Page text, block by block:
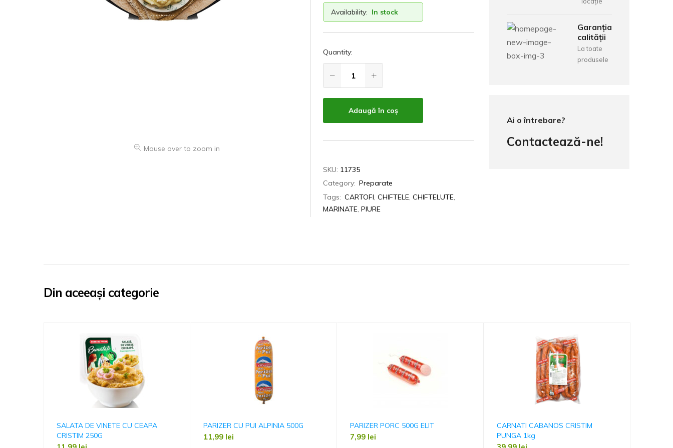
Mouse over to zoom in
Availability: In stock
Quantity:
Adaugă în coș
SKU: 11735
Category: Preparate
Tags: CARTOFI,CHIFTELE,CHIFTELUTE,
MARINATE,PIURE
Garanția
calității
La toate
produsele
Ai o întrebare?
Contactează-ne!
Din aceeași categorie
SALATA DE VINETE CU CEAPA
CRISTIM 250G
PARIZER CU PUI ALPINIA 500G
11,99 lei
PARIZER PORC 500G ELIT
7,99 lei
CARNATI CABANOS CRISTIM
PUNGA 1kg